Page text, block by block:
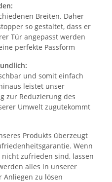
Breiten. Daher
so gestaltet, dass er
Tür angepasst werden
perfekte Passform
und somit einfach
leistet unser
zur Reduzierung des
Umwelt zugutekommt
Produkts überzeugt
Wenn
zufrieden sind, lassen
alles in unserer
Anliegen zu lösen